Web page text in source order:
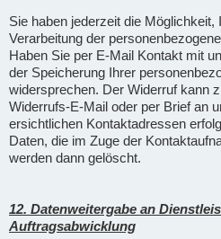
Sie haben jederzeit die Möglichkeit,
Verarbeitung der
Haben Sie per E-Mail Kontakt mit
der Speicherung Ihrer
widersprechen. Der Widerruf kann
Widerrufs-E-Mail oder per Brief an
ersichtlichen Kontaktadressen
Daten, die im Zuge der
werden dann gelöscht.
12. Datenweitergabe an
Auftragsabwicklung